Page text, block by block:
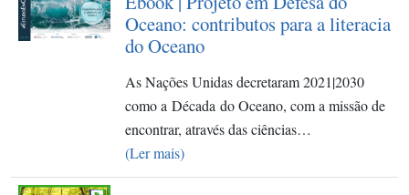
Oceano: contributos para a literacia
do Oceano
As Nações Unidas decretaram 2021|2030
como a Década do Oceano, com a missão de
encontrar, através das ciências…
(Ler mais)